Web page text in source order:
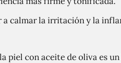
a calmar la irritación y la
piel con aceite de oliva es